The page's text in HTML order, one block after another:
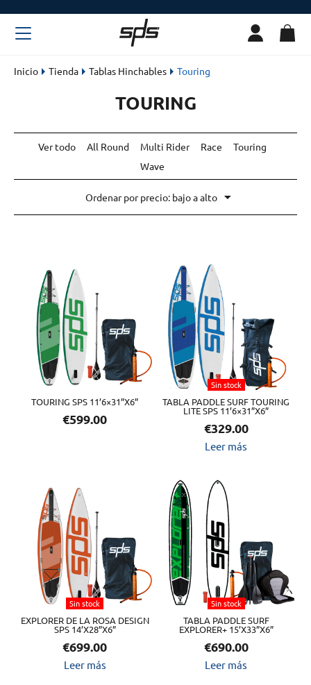
Inicio Tienda Tablas Hinchables Touring
TOURING
Ver todo All Round Multi Rider Race
Touring
Wave
TOURING SPS 11’6×31”X6”
€599.00
Sin stock
TABLA PADDLE SURF TOURING
LITE SPS 11’6×31”X6”
€329.00
Leer más
Sin stock
EXPLORER DE LA ROSA DESIGN
SPS 14’X28”X6”
€699.00
Leer más
Sin stock
TABLA PADDLE SURF
EXPLORER+ 15’X33”X6”
€690.00
Leer más